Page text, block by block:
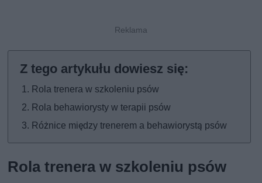
Rola trenera w szkoleniu psów
Rola behawiorysty w terapii psów
Różnice między trenerem a behawiorystą psów
Rola trenera w szkoleniu psów